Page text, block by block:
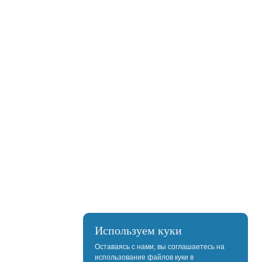
Используем куки
Оставаясь с нами, вы соглашаетесь на
использование файлов куки в